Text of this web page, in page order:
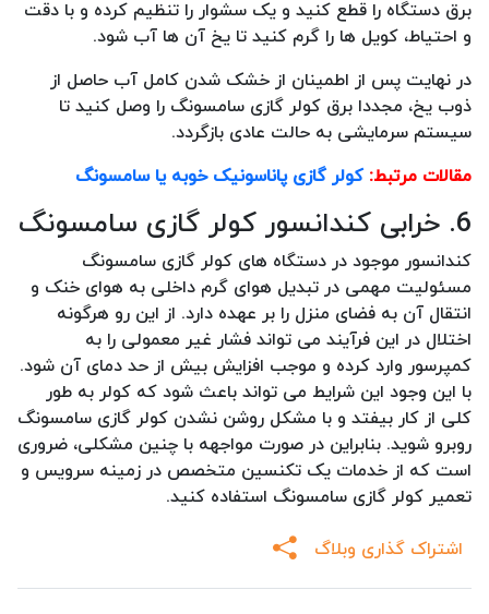
برق دستگاه را قطع کنید و یک سشوار را تنظیم کرده و با دقت
و احتیاط، کویل ها را گرم کنید تا یخ آن ها آب شود.
در نهایت پس از اطمینان از خشک شدن کامل آب حاصل از
ذوب یخ، مجددا برق کولر گازی سامسونگ را وصل کنید تا
سیستم سرمایشی به حالت عادی بازگردد.
مقالات مرتبط: کولر گازی پاناسونیک خوبه یا سامسونگ
6. خرابی کندانسور کولر گازی سامسونگ
کندانسور موجود در دستگاه های کولر گازی سامسونگ
مسئولیت مهمی در تبدیل هوای گرم داخلی به هوای خنک و
انتقال آن به فضای منزل را بر عهده دارد. از این رو هرگونه
اختلال در این فرآیند می تواند فشار غیر معمولی را به
کمپرسور وارد کرده و موجب افزایش بیش از حد دمای آن شود.
با این وجود این شرایط می تواند باعث شود که کولر به طور
کلی از کار بیفتد و با مشکل روشن نشدن کولر گازی سامسونگ
روبرو شوید. بنابراین در صورت مواجهه با چنین مشکلی، ضروری
است که از خدمات یک تکنسین متخصص در زمینه سرویس و
تعمیر کولر گازی سامسونگ استفاده کنید.
اشتراک گذاری وبلاگ